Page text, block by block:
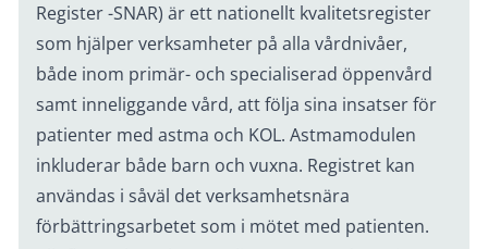
Register -SNAR) är ett nationellt kvalitetsregister
som hjälper verksamheter på alla vårdnivåer,
både inom primär- och specialiserad öppenvård
samt inneliggande vård, att följa sina insatser för
patienter med astma och KOL. Astmamodulen
inkluderar både barn och vuxna. Registret kan
användas i såväl det verksamhetsnära
förbättringsarbetet som i mötet med patienten.